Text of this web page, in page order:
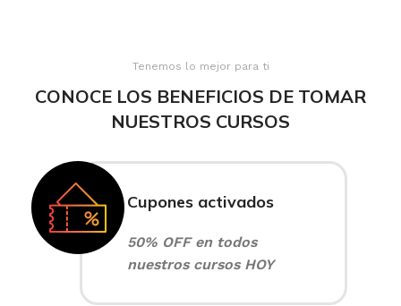
Tenemos lo mejor para ti
CONOCE LOS BENEFICIOS DE TOMAR
NUESTROS CURSOS
Cupones activados
50% OFF en todos
nuestros cursos HOY